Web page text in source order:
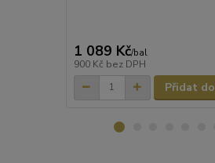
1 089 Kč/bal
900 Kč bez DPH
Přidat